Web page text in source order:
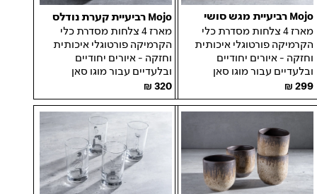
Mojo רביעיית מגש סושי
299
מארז4 צלחות מסדרת כלי
הקרמיקה פורטוגלי איכותית
וחזקה - איורים יחודיים
ובלעדיים עבורמוגו סאן
Mojo רביעיית קערת נודלס
320
מארז4 צלחות מסדרת כלי
הקרמיקה פורטוגלי איכותית
וחזקה - איורים יחודיים
ובלעדיים עבורמוגו סאן